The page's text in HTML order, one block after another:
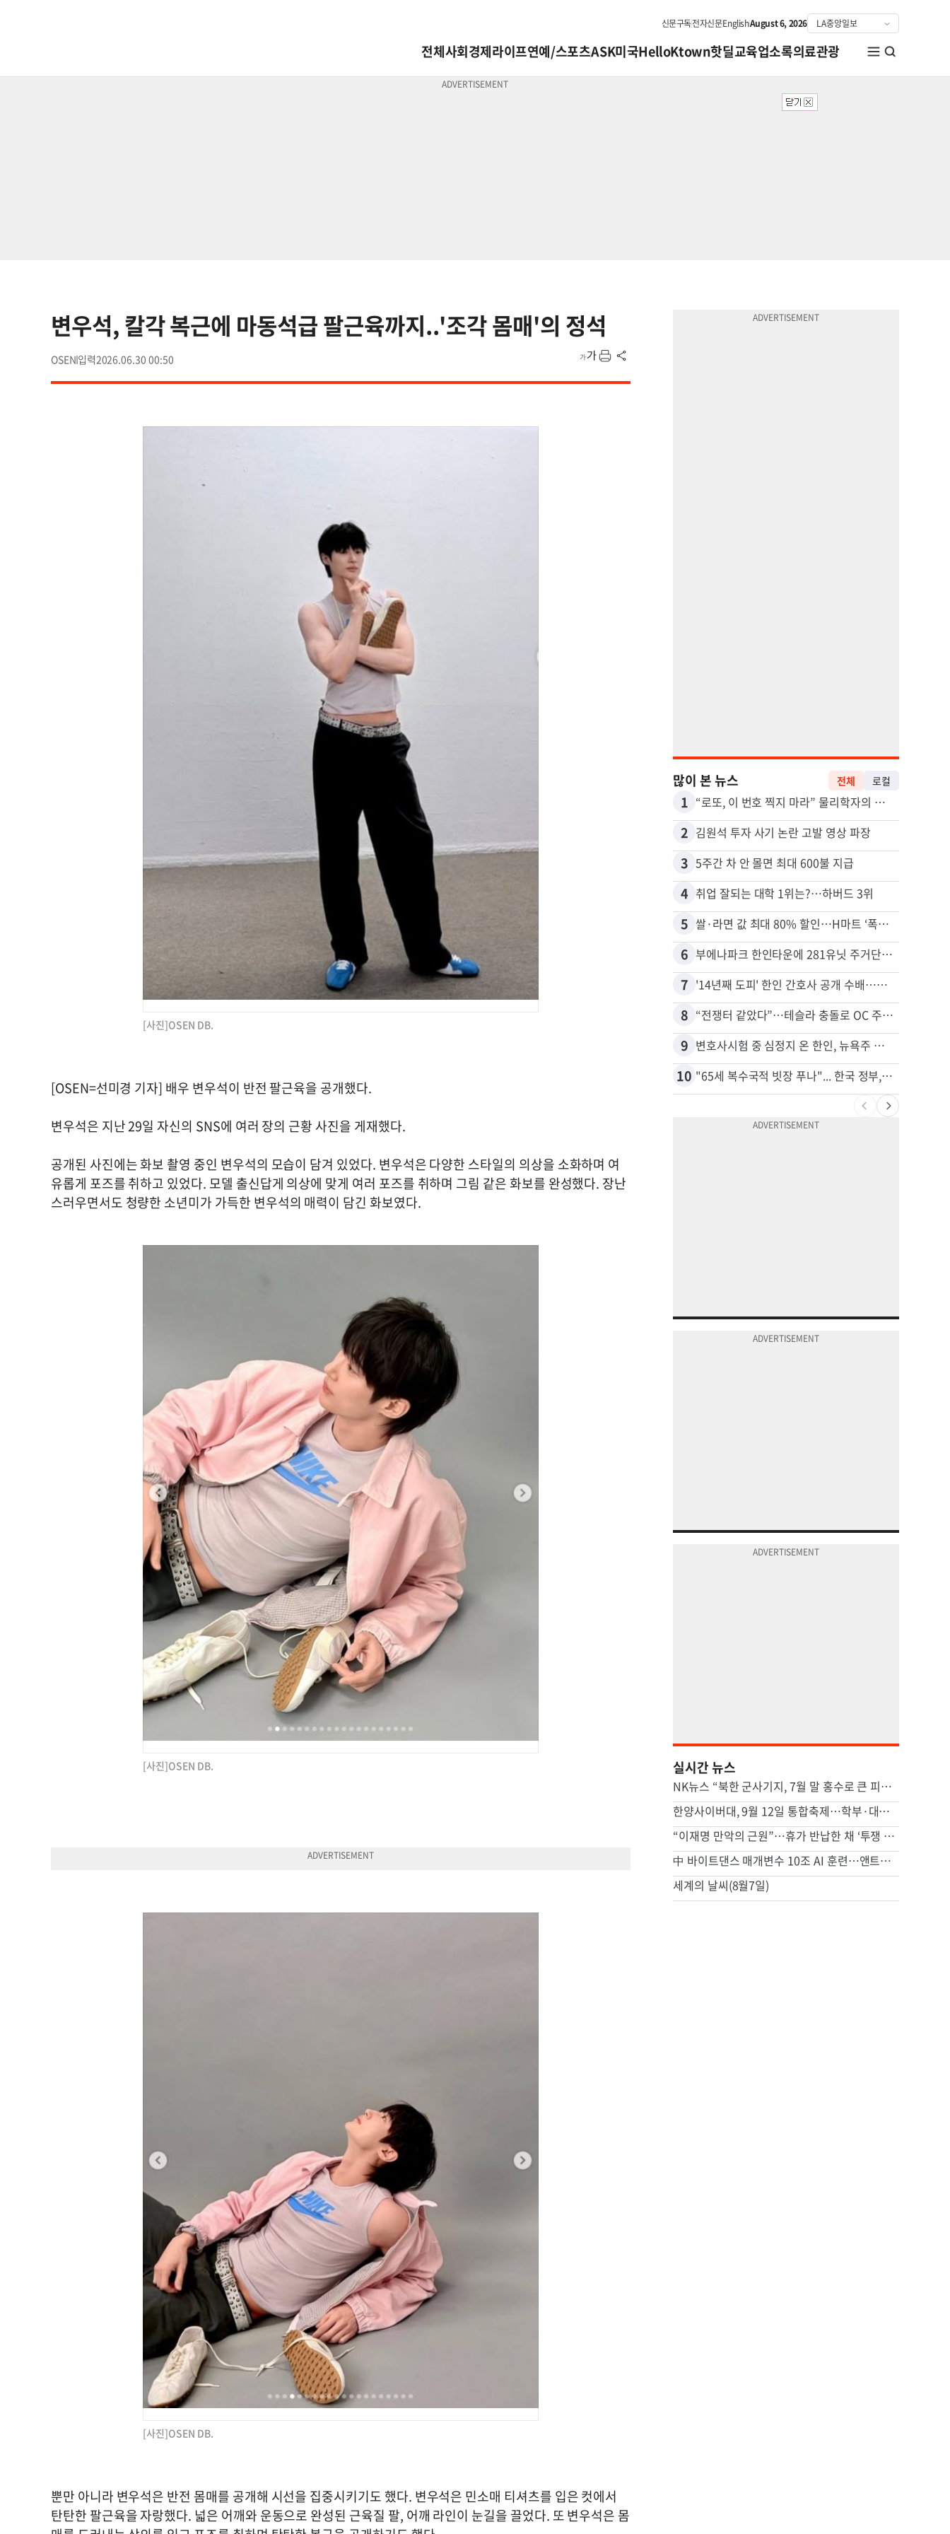
신문구독전자신문EnglishAugust 6, 2026
전체사회경제라이프연예/스포츠ASK미국HelloKtown핫딜교육업소록의료관광
변우석, 칼각 복근에 마동석급 팔근육까지..'조각 몸매'의 정석
OSEN 2026.06.30 00:50
[사진]OSEN DB.
[OSEN=선미경 기자] 배우 변우석이 반전 팔근육을 공개했다.
변우석은 지난 29일 자신의 SNS에 여러 장의 근황 사진을 게재했다.
공개된 사진에는 화보 촬영 중인 변우석의 모습이 담겨 있었다. 변우석은 다양한 스타일의 의상을 소화하며 여
유롭게 포즈를 취하고 있었다. 모델 출신답게 의상에 맞게 여러 포즈를 취하며 그림 같은 화보를 완성했다. 장난
스러우면서도 청량한 소년미가 가득한 변우석의 매력이 담긴 화보였다.
[사진]OSEN DB.
[사진]OSEN DB.
뿐만 아니라 변우석은 반전 몸매를 공개해 시선을 집중시키기도 했다. 변우석은 민소매 티셔츠를 입은 컷에서
탄탄한 팔근육을 자랑했다. 넓은 어깨와 운동으로 완성된 근육질 팔, 어깨 라인이 눈길을 끌었다. 또 변우석은 몸
많이 본 뉴스 전체 로컬
1 “로또, 이 번호 찍지 마라” 물리학자의 당첨금 높이는 비밀
2 김원석 투자 사기 논란 고발 영상 파장
3 5주간 차 안 몰면 최대 600불 지급
4 취업 잘되는 대학 1위는?…하버드 3위
5 쌀·라면 값 최대 80% 할인…H마트 ‘폭탄 세일’
6 부에나파크 한인타운에 281유닛 주거단지 들어선다
7 '14년째 도피' 한인 간호사 공개 수배…메디케어 사기 유죄
8 “전쟁터 같았다”…테슬라 충돌로 OC 주택 4채 파손
9 변호사시험 중 심정지 온 한인, 뉴욕주 제소
10 "65세 복수국적 빗장 푸나"... 한국 정부, 연령 완화 전면 추진
실시간 뉴스
NK뉴스 “북한 군사기지, 7월 말 홍수로 큰 피해…주택 수백채 파괴”
한양사이버대, 9월 12일 통합축제…학부·대학원생 한자리에
“이재명 만악의 근원”…휴가 반납한 채 ‘투쟁 올인’하는 장동혁
中 바이트댄스 매개변수 10조 AI 훈련…앤트로픽 미토스와 비슷
세계의 날씨(8월7일)